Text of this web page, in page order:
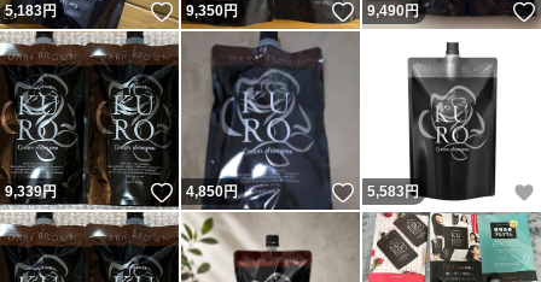
5,183円 いいね！
9,350円 いいね！
9,490円
9,339円 いいね！
4,850円 いいね！
5,583円